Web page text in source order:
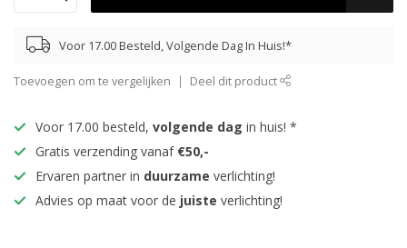
Voor 17.00 Besteld, Volgende Dag In Huis!*
Toevoegen om te vergelijken Deel dit product
Voor 17.00 besteld, volgende dag in huis! *
Gratis verzending vanaf €50,-
Ervaren partner in duurzame verlichting!
Advies op maat voor de juiste verlichting!